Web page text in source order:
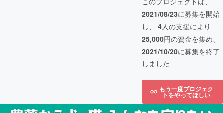
2021/08/23に募集を開始
し、 4人の支援により
25,000円の資金を集め、
2021/10/20に募集を終了
しました
もう一度プロジェク
トをやってほしい